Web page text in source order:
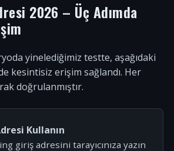
2026 – Üç Adımda
yinelediğimiz testte, aşağıdaki
kesintisiz erişim sağlandı. Her
doğrulanmıştır.
Kullanın
giriş adresini tarayıcınıza yazın